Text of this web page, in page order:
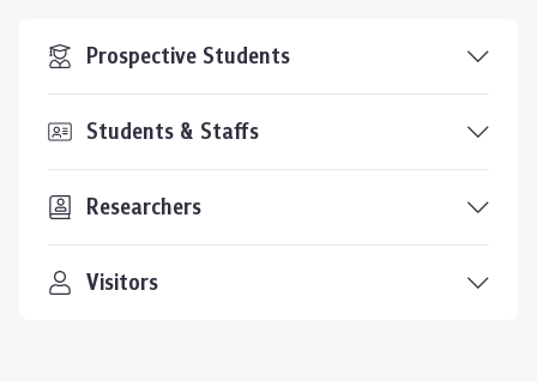
Prospective Students
Students & Staffs
Researchers
Visitors